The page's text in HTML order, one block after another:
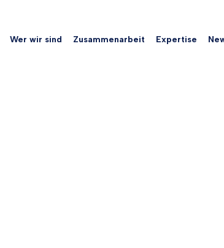
Wer wir sind Zusammenarbeit Expertise